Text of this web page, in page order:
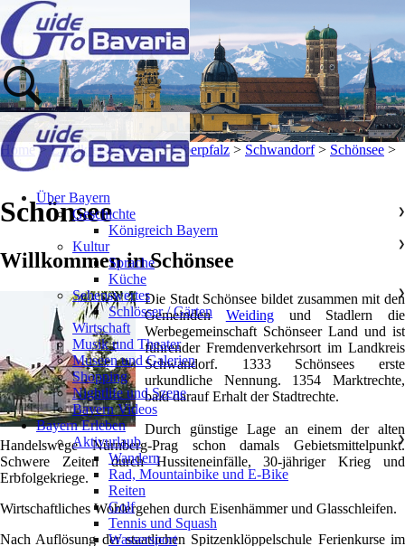
Home>Landkreise & Orte>Oberpfalz > Schwandorf> Schönsee >
Schönsee
Willkommen in Schönsee
Die Stadt Schönsee bildet zusammen mit den
Gemeinden Weidingund Stadlern die
Werbegemeinschaft Schönseer Land und ist
führender Fremdenverkehrsort im Landkreis
Schwandorf. 1333 Schönsees erste
urkundliche Nennung. 1354 Marktrechte,
bald darauf Erhalt der Stadtrechte.
Durch günstige Lage an einem der alten
Handelswege Nürnberg-Prag schon damals Gebietsmittelpunkt.
Schwere Zeiten durch Hussiteneinfälle, 30-jähriger Krieg und
Erbfolgekriege.
Wirtschaftliches Wohlergehen durch Eisenhämmer und Glasschleifen.
Nach Auflösung der staatlichen Spitzenklöppelschule Ferienkurse im
Über Bayern
Geschichte
❯
Königreich Bayern
Kultur
❯
Sprache
Küche
Sehenswertes
❯
Schlösser / Gärten
Wirtschaft
Musik und Theater
Museen und Galerien
Shopping
Nightlife und Szene
Bayern Videos
Bayern Erleben
Aktivurlaub
❯
Wandern
Rad, Mountainbike und E-Bike
Reiten
Golf
Tennis und Squash
Wassersport